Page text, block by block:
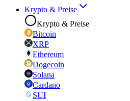
Krypto & Preise
Krypto & Preise
Bitcoin
XRP
Ethereum
Dogecoin
Solana
Cardano
SUI